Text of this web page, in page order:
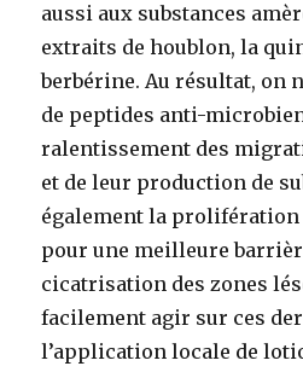
aussi aux substances
extraits de houblon, la
berbérine. Au résultat, on
de peptides anti-
ralentissement des
et de leur production de
également la prolifération
pour une meilleure
cicatrisation des zones
facilement agir sur ces
l’application locale de